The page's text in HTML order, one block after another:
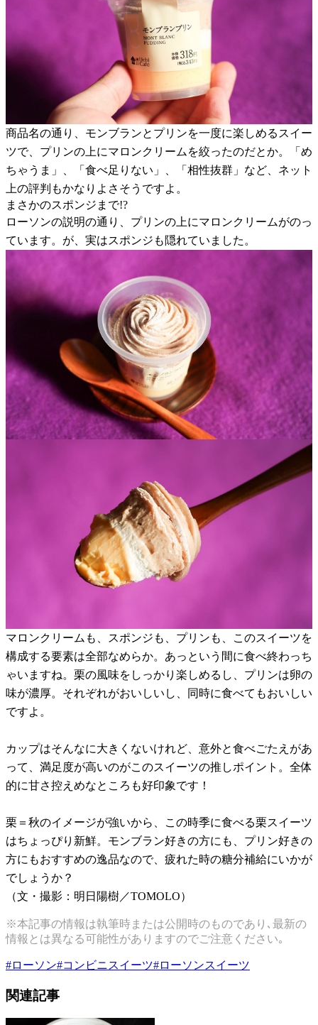
商品名の通り、モンブランとプリンを一度に楽しめるスイー
ツで、プリンの上にマロンクリームを絞ったのだとか。「め
ちゃうま」、「食べ足りない」、「相性抜群」など、ネット
上の評判もかなりよさそうですよ。
まさかのスポンジまで!?
ローソンの説明の通り、プリンの上にマロンクリームがのっ
ています。が、実はスポンジも隠れていました。
マロンクリームも、スポンジも、プリンも、このスイーツを
構成する要素は全部なめらか。あっという間に食べ終わっち
ゃいますね。栗の風味をしっかり楽しめるし、プリンは卵の
味が濃厚。それぞれがおいしいし、同時に食べてもおいしい
ですよ。
カップはそんなに大きくないけれど、意外と食べごたえがあ
って、満足度が高いのがこのスイーツの推しポイント。全体
的に甘さ控えめなところも好印象です！
栗＝秋のイメージが強いから、この時季に食べる栗スイーツ
はちょっぴり新鮮。モンブラン好きの方にも、プリン好きの
方にもおすすめの逸品なので、疲れた時の糖分補給にいかが
でしょうか？
（文・撮影：明日陽樹／TOMOLO）
※本記事の情報は執筆時または公開時のものであり､最新の
情報とは異なる可能性がありますのでご注意ください｡
#ローソン#コンビニスイーツ#ローソンスイーツ
関連記事